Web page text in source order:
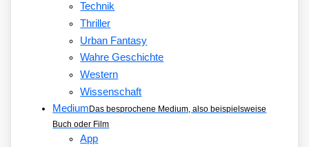
Technik
Thriller
Urban Fantasy
Wahre Geschichte
Western
Wissenschaft
Medium Das besprochene Medium, also beispielsweise
Buch oder Film
App